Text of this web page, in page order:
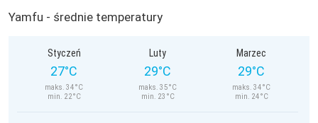
Yamfu - średnie temperatury
Styczeń
27°C
maks. 34°C
min. 22°C
Luty
29°C
maks. 35°C
min. 23°C
Marzec
29°C
maks. 34°C
min. 24°C